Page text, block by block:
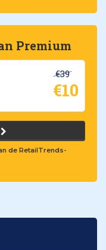
Premium
€39
€10
de RetailTrends-